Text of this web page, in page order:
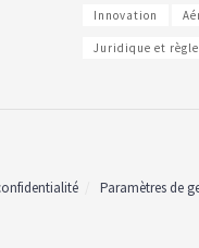
Innovation
Juridique et
Paramètres de